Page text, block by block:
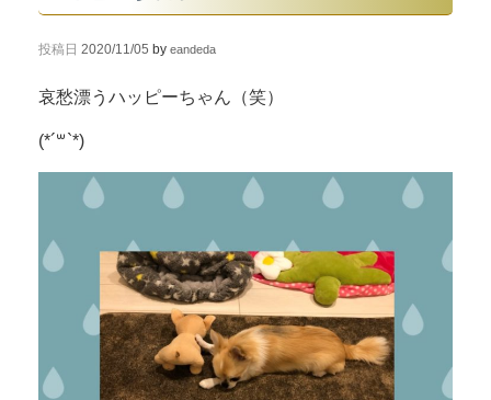
投稿日 2020/11/05 by eandeda
哀愁漂うハッピーちゃん（笑）
(*´꒳`*)